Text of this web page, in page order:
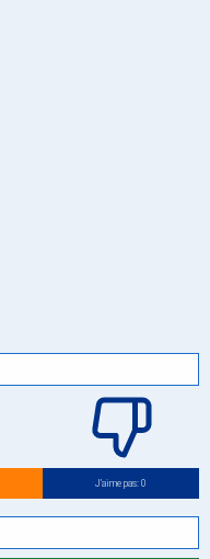
J’aime pas: 0